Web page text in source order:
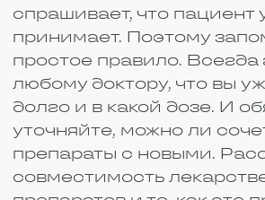
Автор статьи: Денис
Стаж работы: более 10 лет